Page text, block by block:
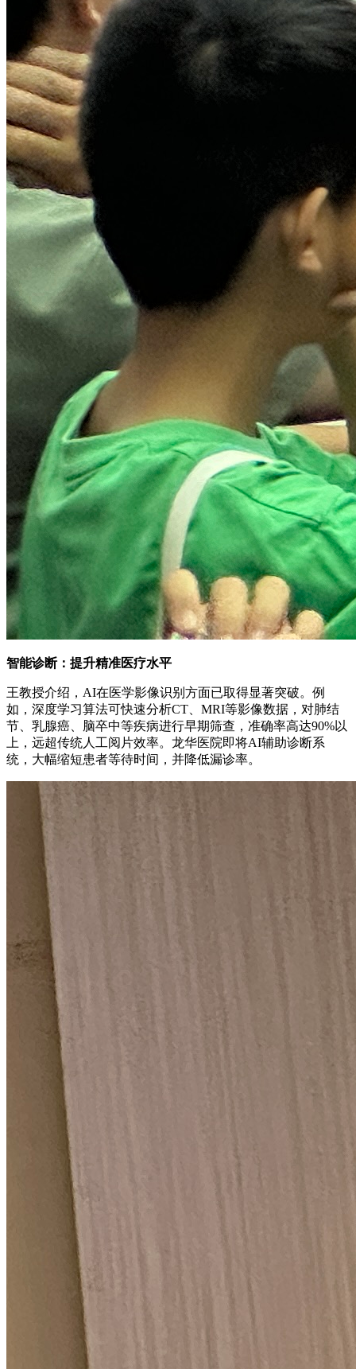
智能诊断：提升精准医疗水平
王教授介绍，AI在医学影像识别方面已取得显著突破。例
如，深度学习算法可快速分析CT、MRI等影像数据，对肺结
节、乳腺癌、脑卒中等疾病进行早期筛查，准确率高达90%以
上，远超传统人工阅片效率。龙华医院即将AI辅助诊断系
统，大幅缩短患者等待时间，并降低漏诊率。